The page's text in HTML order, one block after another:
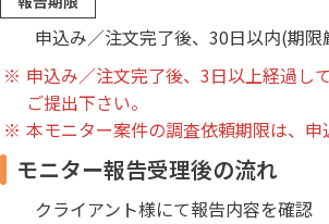
申込み／注文完了後、30日以内(期限
申込み／注文完了後、3日以上経過し
ご提出下さい。
本モニター案件の調査依頼期限は、申
モニター報告受理後の流れ
クライアント様にて報告内容を確認